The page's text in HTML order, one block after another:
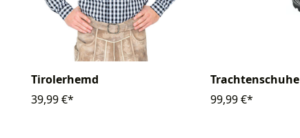
Tirolerhemd
39,99 €*
Trachtenschuhe
99,99 €*